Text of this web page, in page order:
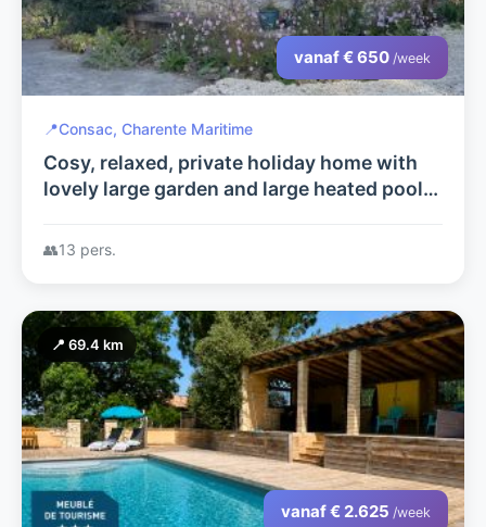
vanaf € 650 /week
📍Consac, Charente Maritime
Cosy, relaxed, private holiday home with
lovely large garden and large heated pool.
beach and nature reserves.
👥13 pers.
📍 69.4 km
vanaf € 2.625 /week